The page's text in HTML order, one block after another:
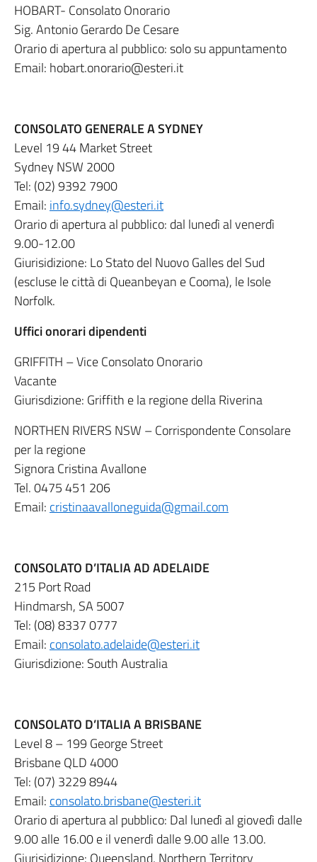
HOBART- Consolato Onorario
Sig. Antonio Gerardo De Cesare
Orario di apertura al pubblico: solo su appuntamento
Email: hobart.onorario@esteri.it
CONSOLATO GENERALE A SYDNEY
Level 19 44 Market Street
Sydney NSW 2000
Tel: (02) 9392 7900
Email: info.sydney@esteri.it
Orario di apertura al pubblico: dal lunedì al venerdì
9.00-12.00
Giurisidizione: Lo Stato del Nuovo Galles del Sud
(escluse le città di Queanbeyan e Cooma), le Isole
Norfolk.
Uffici onorari dipendenti
GRIFFITH – Vice Consolato Onorario
Vacante
Giurisdizione: Griffith e la regione della Riverina
NORTHEN RIVERS NSW – Corrispondente Consolare
per la regione
Signora Cristina Avallone
Tel. 0475 451 206
Email: cristinaavalloneguida@gmail.com
CONSOLATO D’ITALIA AD ADELAIDE
215 Port Road
Hindmarsh, SA 5007
Tel: (08) 8337 0777
Email: consolato.adelaide@esteri.it
Giurisdizione: South Australia
CONSOLATO D’ITALIA A BRISBANE
Level 8 – 199 George Street
Brisbane QLD 4000
Tel: (07) 3229 8944
Email: consolato.brisbane@esteri.it
Orario di apertura al pubblico: Dal lunedì al giovedì dalle
9.00 alle 16.00 e il venerdì dalle 9.00 alle 13.00.
Giurisidizione: Queensland, Northern Territory